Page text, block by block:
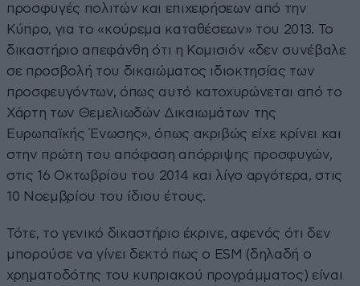
προσφυγές πολιτών και επιχειρήσεων από την
Κύπρο, για το «κούρεμα καταθέσεων» του 2013. Το
δικαστήριο απεφάνθη ότι η Κομισιόν «δεν συνέβαλε
σε προσβολή του δικαιώματος ιδιοκτησίας των
προσφευγόντων, όπως αυτό κατοχυρώνεται από το
Χάρτη των Θεμελιωδών Δικαιωμάτων της
Ευρωπαϊκής Ένωσης», όπως ακριβώς είχε κρίνει και
στην πρώτη του απόφαση απόρριψης προσφυγών,
στις 16 Οκτωβρίου του 2014 και λίγο αργότερα, στις
10 Νοεμβρίου του ίδιου έτους.
Τότε, το γενικό δικαστήριο έκρινε, αφενός ότι δεν
μπορούσε να γίνει δεκτό πως ο ESM (δηλαδή ο
χρηματοδότης του κυπριακού προγράμματος) είναι